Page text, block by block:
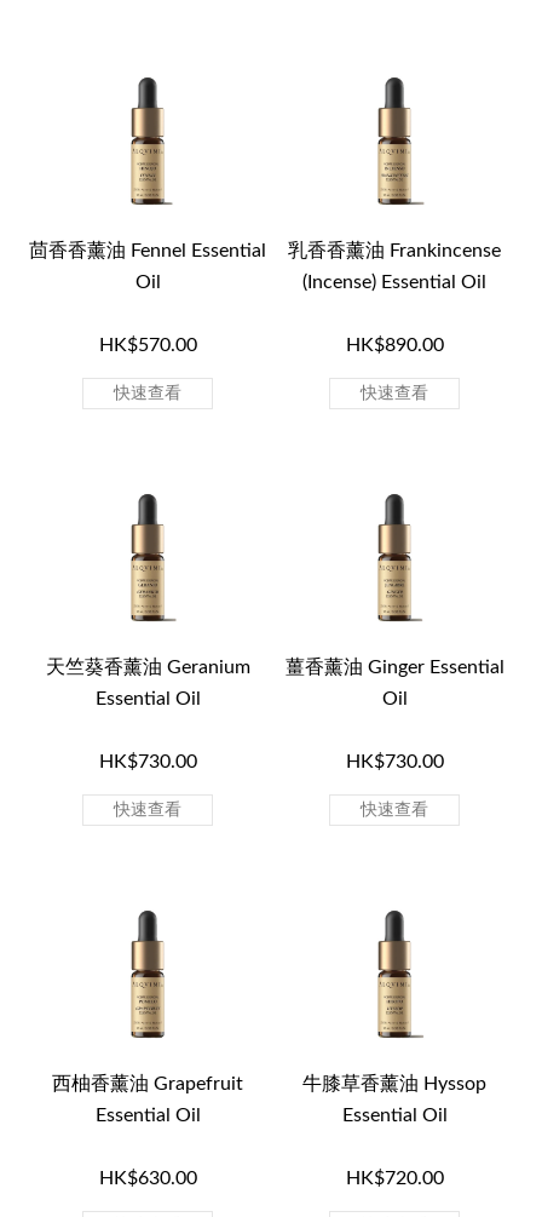
茴香香薰油 Fennel Essential
Oil
HK$570.00
快速查看
乳香香薰油 Frankincense
(Incense) Essential Oil
HK$890.00
快速查看
天竺葵香薰油 Geranium
Essential Oil
HK$730.00
快速查看
薑香薰油 Ginger Essential
Oil
HK$730.00
快速查看
西柚香薰油 Grapefruit
Essential Oil
HK$630.00
牛膝草香薰油 Hyssop
Essential Oil
HK$720.00